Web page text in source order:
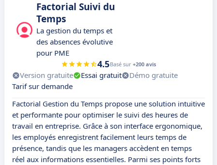
Factorial Suivi du
Temps
La gestion du temps et
des absences évolutive
pour PME
4.5Basé sur +200 avis
Version gratuite Essai gratuit
Démo gratuite
Tarif sur demande
Factorial Gestion du Temps propose une solution intuitive
et performante pour optimiser le suivi des heures de
travail en entreprise. Grâce à son interface ergonomique,
les employés enregistrent facilement leurs temps de
présence, tandis que les managers accèdent en temps
réel aux informations essentielles. Parmi ses points forts